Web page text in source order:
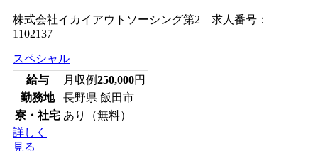
株式会社イカイアウトソーシング第2 求人番号：
1102137
スペシャル
給与
月収例250,000円
勤務地
長野県 飯田市
寮・社宅 あり（無料）
詳しく
見る